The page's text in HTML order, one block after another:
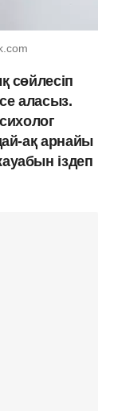
сөйлесіп
аласыз.
ақ арнайы
іздеп